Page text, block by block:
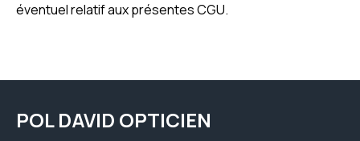
éventuel relatif aux présentes CGU.
POL DAVID OPTICIEN